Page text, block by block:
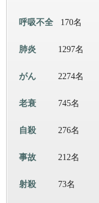
呼吸不全 170名
肺炎 1297名
がん 2274名
老衰 745名
自殺 276名
事故 212名
射殺 73名